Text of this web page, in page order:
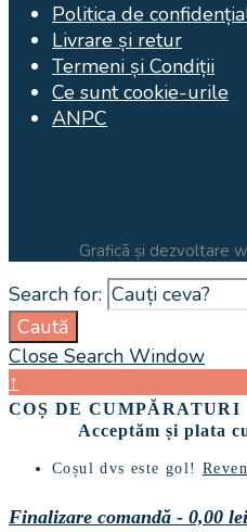
Politica de
Livrare și retur
Termeni și Condiții
Ce sunt cookie-urile
ANPC
Graficã și dezvoltare
Search for:
Caută
Close Search Window
↑
COȘ DE CUMPĂRATURI
Acceptăm și plata
Coșul dvs este gol!
Finalizare comandă - 0,00 lei